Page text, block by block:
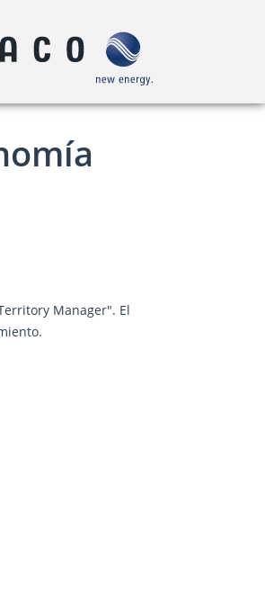
Manager". El